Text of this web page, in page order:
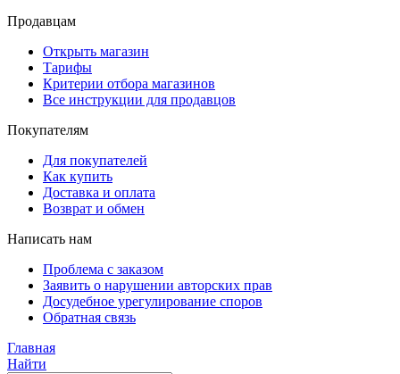
Продавцам
Открыть магазин
Тарифы
Критерии отбора магазинов
Все инструкции для продавцов
Покупателям
Для покупателей
Как купить
Доставка и оплата
Возврат и обмен
Написать нам
Проблема с заказом
Заявить о нарушении авторских прав
Досудебное урегулирование споров
Обратная связь
Главная
Найти